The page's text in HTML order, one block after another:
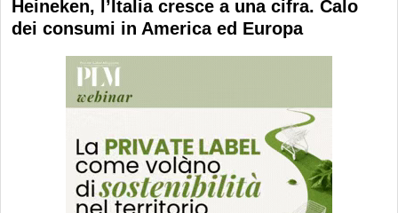
Heineken, l’Italia cresce a una cifra. Calo
dei consumi in America ed Europa